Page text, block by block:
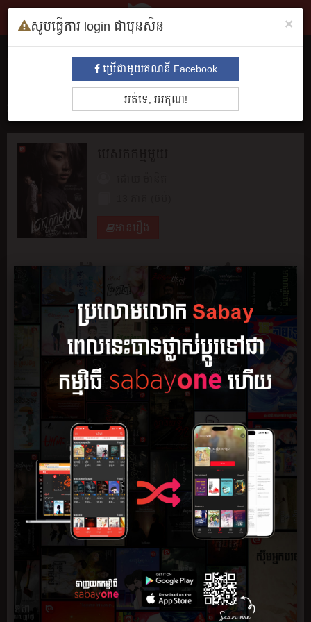
មនោសញ្ចេតនា​ គុននិយម ព្រឺព្រួច ស៊ើបអង្កេត
រឿងព្រេង សម្រង់សម្ដី កំប្លែង អក្សរសិល្បិ៍ BL
អានរឿង
សង្ខេប មតិយោបល់ 0
ភ្នាក់ងារសម្ងាត់ស្រី ណូរ៉ា បានតម្រូវឲ្យចុះបេសកកម្មស្វែងរកទីតាំង
អាវុធនុយក្លេអ៊ែ និងគ្រឿងញៀន ដែលឈ្មួញខុសច្បាប់កំពុងជួញដូរជា
តាមទិន្នន័យពី MIA (Max Intelligence Agency) គោលដៅដែលនាង
ត្រូវបន្លំខ្លួនចូលទៅជិតលើកនេះ គឺជាបុរសម្នាក់ ឈ្មោះ ឆាម ភីតា ដែល
កំពុងរស់នៅលាក់ប្រវត្តិ ដោយប្រើស្បែកមុខជានិស្សិតតូរ្យតន្ត្រី។
បន្លំខ្លួនបានមិនយូរប៉ុន្មាន នាងបែរជាត្រូវបញ្ជាឲ្យសម្លាប់ឆាមចោល ទាំង
ដែលមិនទាន់បានស៊ើបរកឃើញអាវុធនុយក្លេអ៊ែ ប៉ុន្តែនាងជាភ្នាក់ងារ
សម្ងាត់ នាងមិនមែនជាឃាតករឡើយ។
ការបានជួបបុរសម្នាក់នេះ ជីវិតនាងបានប្រែប្រួលពីអាក្រក់ទៅល្អ
ហើយពីល្អទៅអាក្រក់។
អារម្មណ៍ល្អៗរវាងនាងនិងឆាម កាន់រីកដុះដាល រហូតនាងមិនអាច
×
សូមធ្វើការ login ជាមុនសិន
ប្រើជាមួយគណនី Facebook
អត់ទេ, អរគុណ!